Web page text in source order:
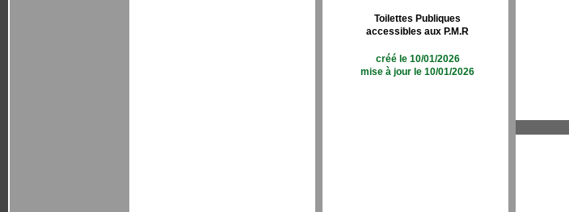
Toilettes Publiques
accessibles aux P.M.R
créé le 10/01/2026
mise à jour le 10/01/2026